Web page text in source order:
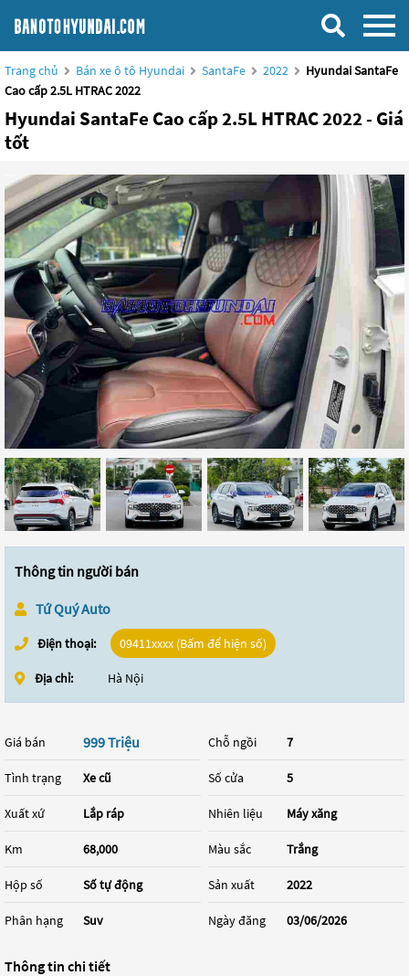
Trang chủ Bán xe ô tô Hyundai SantaFe 2022
Hyundai SantaFe
Cao cấp 2.5L HTRAC 2022
Hyundai SantaFe Cao cấp 2.5L HTRAC 2022 - Giá
tốt
Thông tin người bán
Tứ Quý Auto
Điện thoại: 09411xxxx (Bấm để hiện số)
Địa chỉ: Hà Nội
Giá bán 999 Triệu
Tình trạng Xe cũ
Xuất xứ Lắp ráp
Km 68,000
Hộp số Số tự động
Phân hạng Suv
Chỗ ngồi 7
Số cửa 5
Nhiên liệu Máy xăng
Màu sắc Trắng
Sản xuất 2022
Ngày đăng 03/06/2026
Thông tin chi tiết